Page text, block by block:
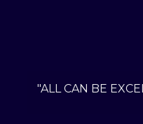
"ALL CAN BE